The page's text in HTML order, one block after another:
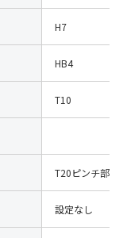
中文
H7
HB4
T10
T20ピンチ部違
設定なし